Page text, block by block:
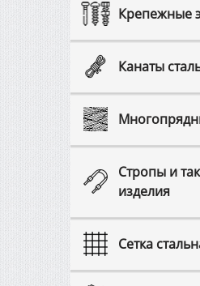
Крепежные
Канаты
Cтропы и
изделия
Сетка